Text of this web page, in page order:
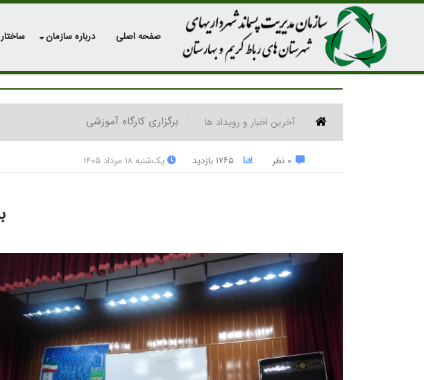
صفحه اصلی درباره سازمان
آخرین اخبار و رویداد ها برگزاری کارگاه آموزشی
یک‌شنبه ۱۸ مرداد ۱۴۰۵